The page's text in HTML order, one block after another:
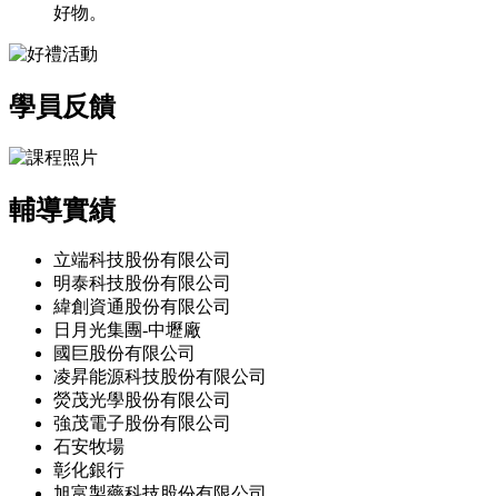
好物。
學員反饋
輔導實績
立端科技股份有限公司
明泰科技股份有限公司
緯創資通股份有限公司
日月光集團-中壢廠
國巨股份有限公司
凌昇能源科技股份有限公司
熒茂光學股份有限公司
強茂電子股份有限公司
石安牧場
彰化銀行